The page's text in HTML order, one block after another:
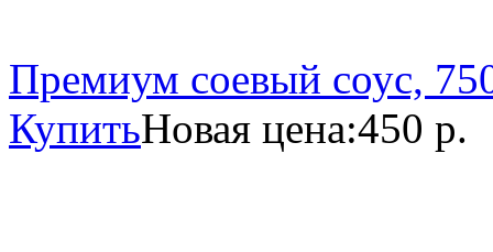
Премиум соевый соус,
КупитьНовая цена:450 р.